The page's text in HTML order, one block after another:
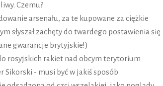
Czemu?
arsenału, za te kupowane za ciężkie
słyszał zachęty do twardego postawienia się
gwarancje brytyjskie!)
rosyjskich rakiet nad obcym terytorium
- musi być w jakiś sposób